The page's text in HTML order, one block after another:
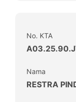
No. KTA
Nama
RESTRA